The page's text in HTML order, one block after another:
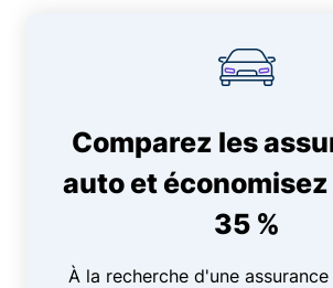
Comparez les
auto et économisez
35 %
À la recherche d'une